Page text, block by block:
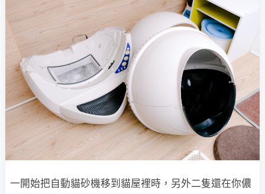
一開始把自動貓砂機移到貓屋裡時，另外二隻還在你儂